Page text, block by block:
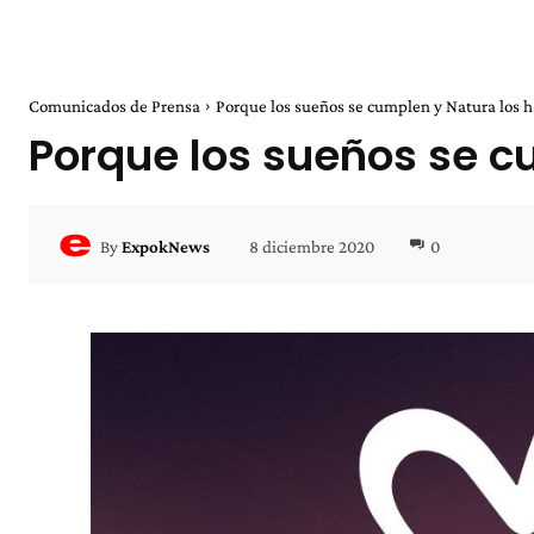
Comunicados de Prensa Porque los sueños se cumplen y Natura los
Porque los sueños se
ByExpokNews 8 diciembre 2020 0